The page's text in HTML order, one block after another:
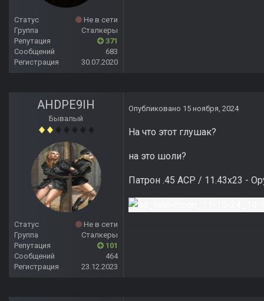
Статус
Не в сети
Группа
Сталкеры
Репутация
371
Сообщений
683
Регистрация
30.07.2020
AHDPE9IH
Бывалый
Статус
Не в сети
Группа
Сталкеры
Репутация
101
Сообщений
464
Регистрация
23.12.2023
Опубликовано 15 ноября, 2024
На что этот глушак?
на это шоли?
Патрон .45 ACP / 11.43x23 -